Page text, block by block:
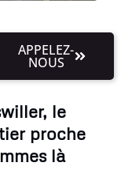
APPELEZ-
NOUS
le
proche
là